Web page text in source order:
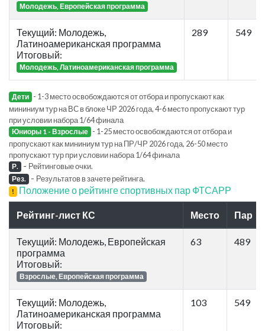
Молодежь, Европейская программа
Текущий: Молодежь,
Латиноамериканская программа
Итоговый:
Молодежь, Латиноамериканская программа
289 549
Дети - 1-3 место освобождаются от отбора и пропускают как
мининиум тур на ВС в блоке ЧР 2026 года, 4-6 место пропускают тур
при условии набора 1/64 финала
Юниоры 1 - Взрослые - 1-25 место освобождаются от отбора и
пропускают как мининиум тур на ПР/ЧР 2026 года, 26-50 место
пропускают тур при условии набора 1/64 финала
Р. - Рейтинговые очки.
Рез. - Результатов в зачете рейтинга.
! Положение о рейтинге спортивных пар ФТСАРР
Рейтинг-лист КС Место Пар
Текущий: Молодежь, Европейская
программа
Итоговый:
Взрослые, Европейская программа
63 489
Текущий: Молодежь,
Латиноамериканская программа
Итоговый:
103 549